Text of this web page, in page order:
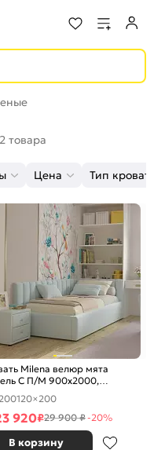
товара
Цена Тип
Milena велюр мята
С П/М 900x2000,
основание,
мягкое
120×200
920₽29 900 ₽-20%
В корзину